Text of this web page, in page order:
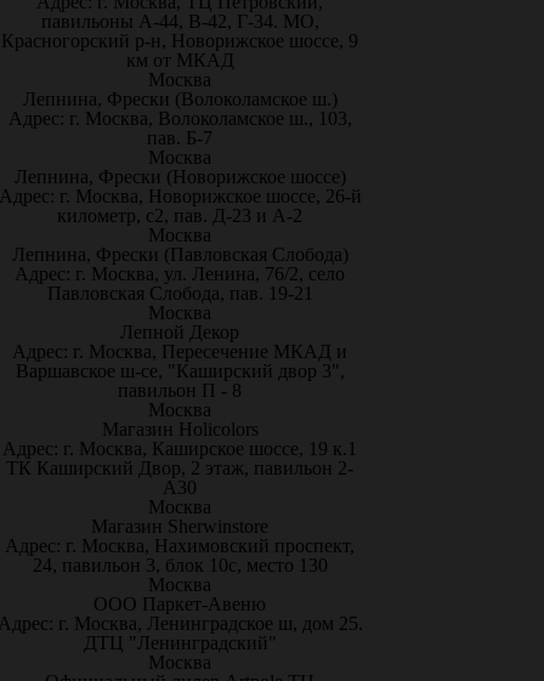
павильоны А-44, В-42, Г-34. МО,
Красногорский р-н, Новорижское шоссе, 9
км от МКАД
Москва
Лепнина, Фрески (Волоколамское ш.)
Адрес: г. Москва, Волоколамское ш., 103,
пав. Б-7
Москва
Лепнина, Фрески (Новорижское шоссе)
г. Москва, Новорижское шоссе, 26-й
километр, с2, пав. Д-23 и А-2
Москва
Лепнина, Фрески (Павловская Слобода)
Адрес: г. Москва, ул. Ленина, 76/2, село
Павловская Слобода, пав. 19-21
Москва
Лепной Декор
Адрес: г. Москва, Пересечение МКАД и
Варшавское ш-се, "Каширский двор 3",
павильон П - 8
Москва
Магазин Holicolors
Адрес: г. Москва, Каширское шоссе, 19 к.1
ТК Каширский Двор, 2 этаж, павильон 2-
А30
Москва
Магазин Sherwinstore
Адрес: г. Москва, Нахимовский проспект,
24, павильон 3, блок 10с, место 130
Москва
ООО Паркет-Авeню
г. Москва, Ленинградское ш, дом 25.
ДТЦ "Ленинградский"
Москва